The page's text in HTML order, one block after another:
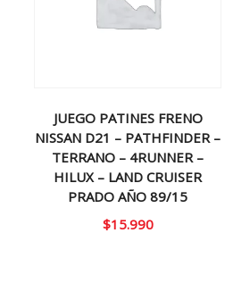
JUEGO PATINES FRENO
NISSAN D21 – PATHFINDER –
TERRANO – 4RUNNER –
HILUX – LAND CRUISER
PRADO AÑO 89/15
$15.990